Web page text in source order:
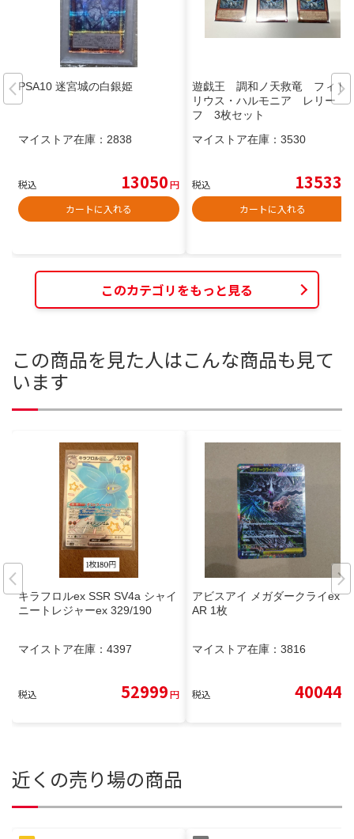
PSA10 迷宮城の白銀姫
マイストア在庫： 2838
税込 13050円
カートに入れる
遊戯王 調和ノ天救竜 フィド
リウス・ハルモニア レリー
フ 3枚セット
マイストア在庫： 3530
税込 13533
カートに入れる
このカテゴリをもっと見る
この商品を見た人はこんな商品も見て
います
キラフロルex SSR SV4a シャイ
ニートレジャーex 329/190
マイストア在庫： 4397
税込 52999円
アビスアイ メガダークライex S
AR 1枚
マイストア在庫： 3816
税込 40044
近くの売り場の商品